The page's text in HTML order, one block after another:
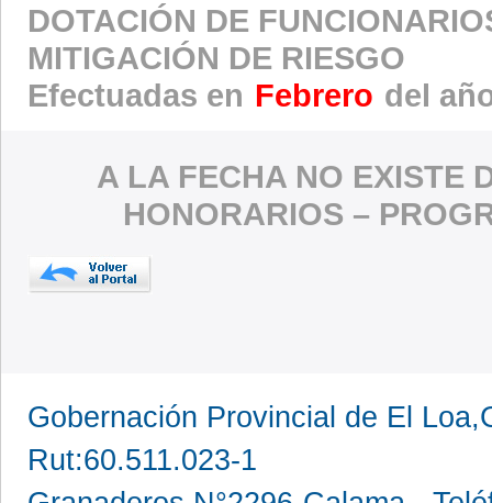
DOTACIÓN DE
MITIGACIÓN DE RIESGO
Efectuadas en Febrero del
A LA FECHA NO EXISTE
HONORARIOS –
Gobernación Provincial de El
Rut:60.511.023-1